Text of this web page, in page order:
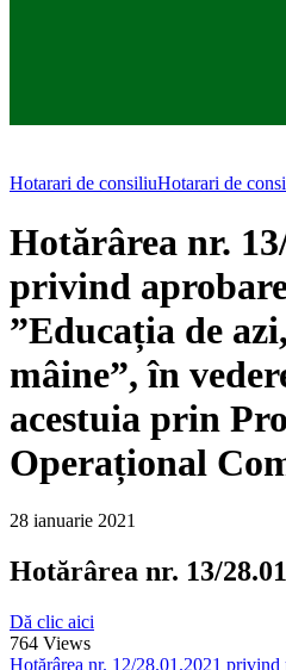
Hotarari de consiliuHotarari de
Hotărârea nr.
privind
”Educația de
mâine”, în
acestuia prin
Operațional
28 ianuarie 2021
Hotărârea nr. 13/
Dă clic aici
764 Views
Hotărârea nr. 12/28.01.2021